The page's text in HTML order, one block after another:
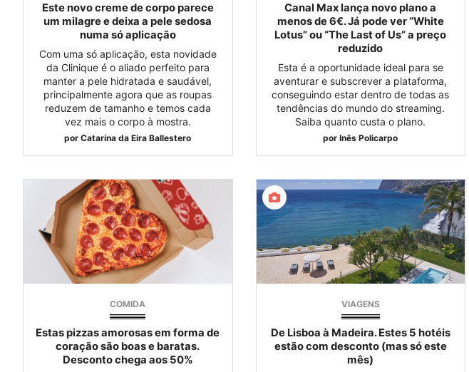
Este novo creme de corpo parece
um milagre e deixa a pele sedosa
numa só aplicação
Com uma só aplicação, esta novidade
da Clinique é o aliado perfeito para
manter a pele hidratada e saudável,
principalmente agora que as roupas
reduzem de tamanho e temos cada
vez mais o corpo à mostra.
por Catarina da Eira Ballestero
Canal Max lança novo plano a
menos de 6€. Já pode ver “White
Lotus” ou “The Last of Us” a preço
reduzido
Esta é a oportunidade ideal para se
aventurar e subscrever a plataforma,
conseguindo estar dentro de todas as
tendências do mundo do streaming.
Saiba quanto custa o plano.
por Inês Policarpo
COMIDA
Estas pizzas amorosas em forma de
coração são boas e baratas.
Desconto chega aos 50%
VIAGENS
De Lisboa à Madeira. Estes 5 hotéis
estão com desconto (mas só este
mês)